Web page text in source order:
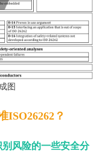
图
ISO26262？
别风险的一些安全分